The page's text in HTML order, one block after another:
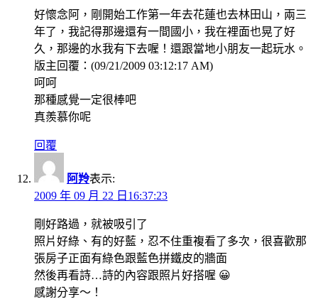
好懷念阿，剛開始工作第一年去花蓮也去林田山，兩三
年了，我記得那邊還有一間國小，我在裡面也晃了好
久，那邊的水我有下去喔！還跟當地小朋友一起玩水。
版主回覆：(09/21/2009 03:12:17 AM)
呵呵
那種感覺一定很棒吧
真羨慕你呢
回覆
阿羚表示:
2009 年 09 月 22 日16:37:23
剛好路過，就被吸引了
照片好綠、有的好藍，忍不住重複看了多次，很喜歡那
張房子正面有綠色跟藍色拼鐵皮的牆面
然後再看詩…詩的內容跟照片好搭喔 😀
感謝分享～！